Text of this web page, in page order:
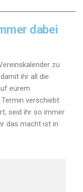
dabei
zu
ihr all die
eurem
verschiebt
seid ihr so immer
das macht ist in